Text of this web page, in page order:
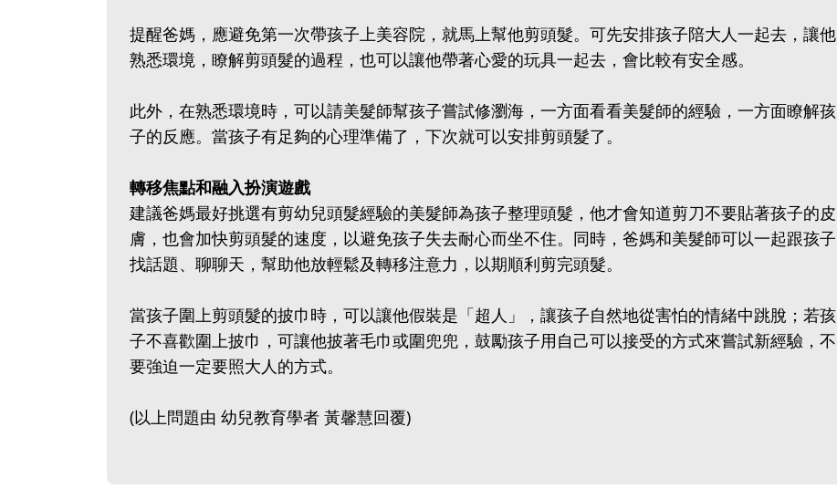
提醒爸媽，應避免第一次帶孩子上美容院，就馬上幫他剪頭髮。可先安排孩子陪大人一起去，讓他
熟悉環境，瞭解剪頭髮的過程，也可以讓他帶著心愛的玩具一起去，會比較有安全感。
此外，在熟悉環境時，可以請美髮師幫孩子嘗試修瀏海，一方面看看美髮師的經驗，一方面瞭解孩
子的反應。當孩子有足夠的心理準備了，下次就可以安排剪頭髮了。
轉移焦點和融入扮演遊戲
建議爸媽最好挑選有剪幼兒頭髮經驗的美髮師為孩子整理頭髮，他才會知道剪刀不要貼著孩子的皮
膚，也會加快剪頭髮的速度，以避免孩子失去耐心而坐不住。同時，爸媽和美髮師可以一起跟孩子
找話題、聊聊天，幫助他放輕鬆及轉移注意力，以期順利剪完頭髮。
當孩子圍上剪頭髮的披巾時，可以讓他假裝是「超人」，讓孩子自然地從害怕的情緒中跳脫；若孩
子不喜歡圍上披巾，可讓他披著毛巾或圍兜兜，鼓勵孩子用自己可以接受的方式來嘗試新經驗，不
要強迫一定要照大人的方式。
(以上問題由 幼兒教育學者 黃馨慧回覆)